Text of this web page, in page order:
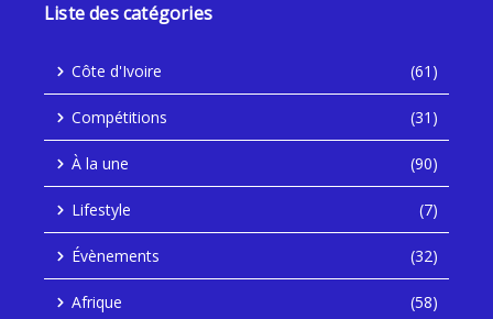
Liste des catégories
Côte d'Ivoire (61)
Compétitions (31)
À la une (90)
Lifestyle (7)
Évènements (32)
Afrique (58)